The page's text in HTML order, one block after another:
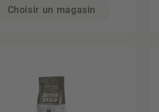
Choisir un magasin